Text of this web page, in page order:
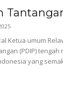
Ketua umum
(PDIP)
yang